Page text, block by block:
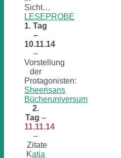
Sicht…
LESEPROBE
1. Tag
–
10.11.14
–
Vorstellung
der
Protagonisten:
Sheerisans
Bücheruniversum
2.
Tag –
11.11.14
–
Zitate
Katja